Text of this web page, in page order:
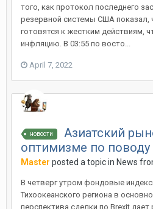
того, как протокол последнего
резервной системы США показал,
готовятся к жестким действиям,
инфляцию. В 03:55 по восто...
April 7, 2022
новости
Азиатский
оптимизме по
Master posted a topic in News
В четверг утром фондовые
Тихоокеанского региона в
перспектива сделки по Brexit